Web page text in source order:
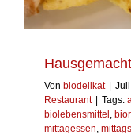
Von biodelikat
Restaurant
Tags:
biolebensmittel ,
mittagessen,